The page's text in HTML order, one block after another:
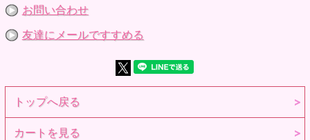
お問い合わせ
友達にメールですすめる
トップへ戻る
カートを見る